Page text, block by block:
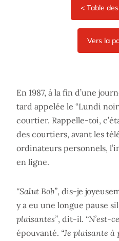
En 1987, à la fin d’une
tard appelée le “Lundi
courtier. Rappelle-toi,
des courtiers, avant les
ordinateurs personnels,
en ligne.
“Salut Bob”, dis-je
y a eu une longue pause
plaisantes”, dit-il. “N’est-
épouvanté. “Je plaisante à